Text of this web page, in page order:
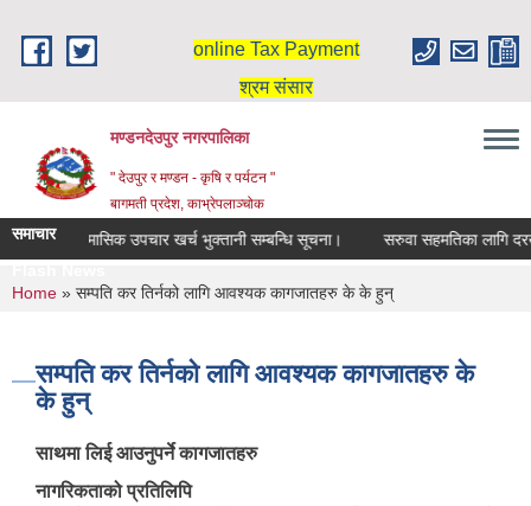
online Tax Payment
श्रम संसार
मण्डनदेउपुर नगरपालिका
" देउपुर र मण्डन - कृषि र पर्यटन "
बागमती प्रदेश, काभ्रेपलाञ्चोक
समाचार
दिर्घ रोगि मासिक उपचार खर्च भुक्तानी सम्बन्धि सूचना।
सरुवा सहमतिका लागि
You are here
Home » सम्पति कर तिर्नको लागि आवश्‍यक कागजातहरु के के हुन्
सम्पति कर तिर्नको लागि आवश्‍यक कागजातहरु के
के हुन्
साथमा लिई आउनुपर्ने कागजातहरु
नागरिकताको प्रतिलिपि